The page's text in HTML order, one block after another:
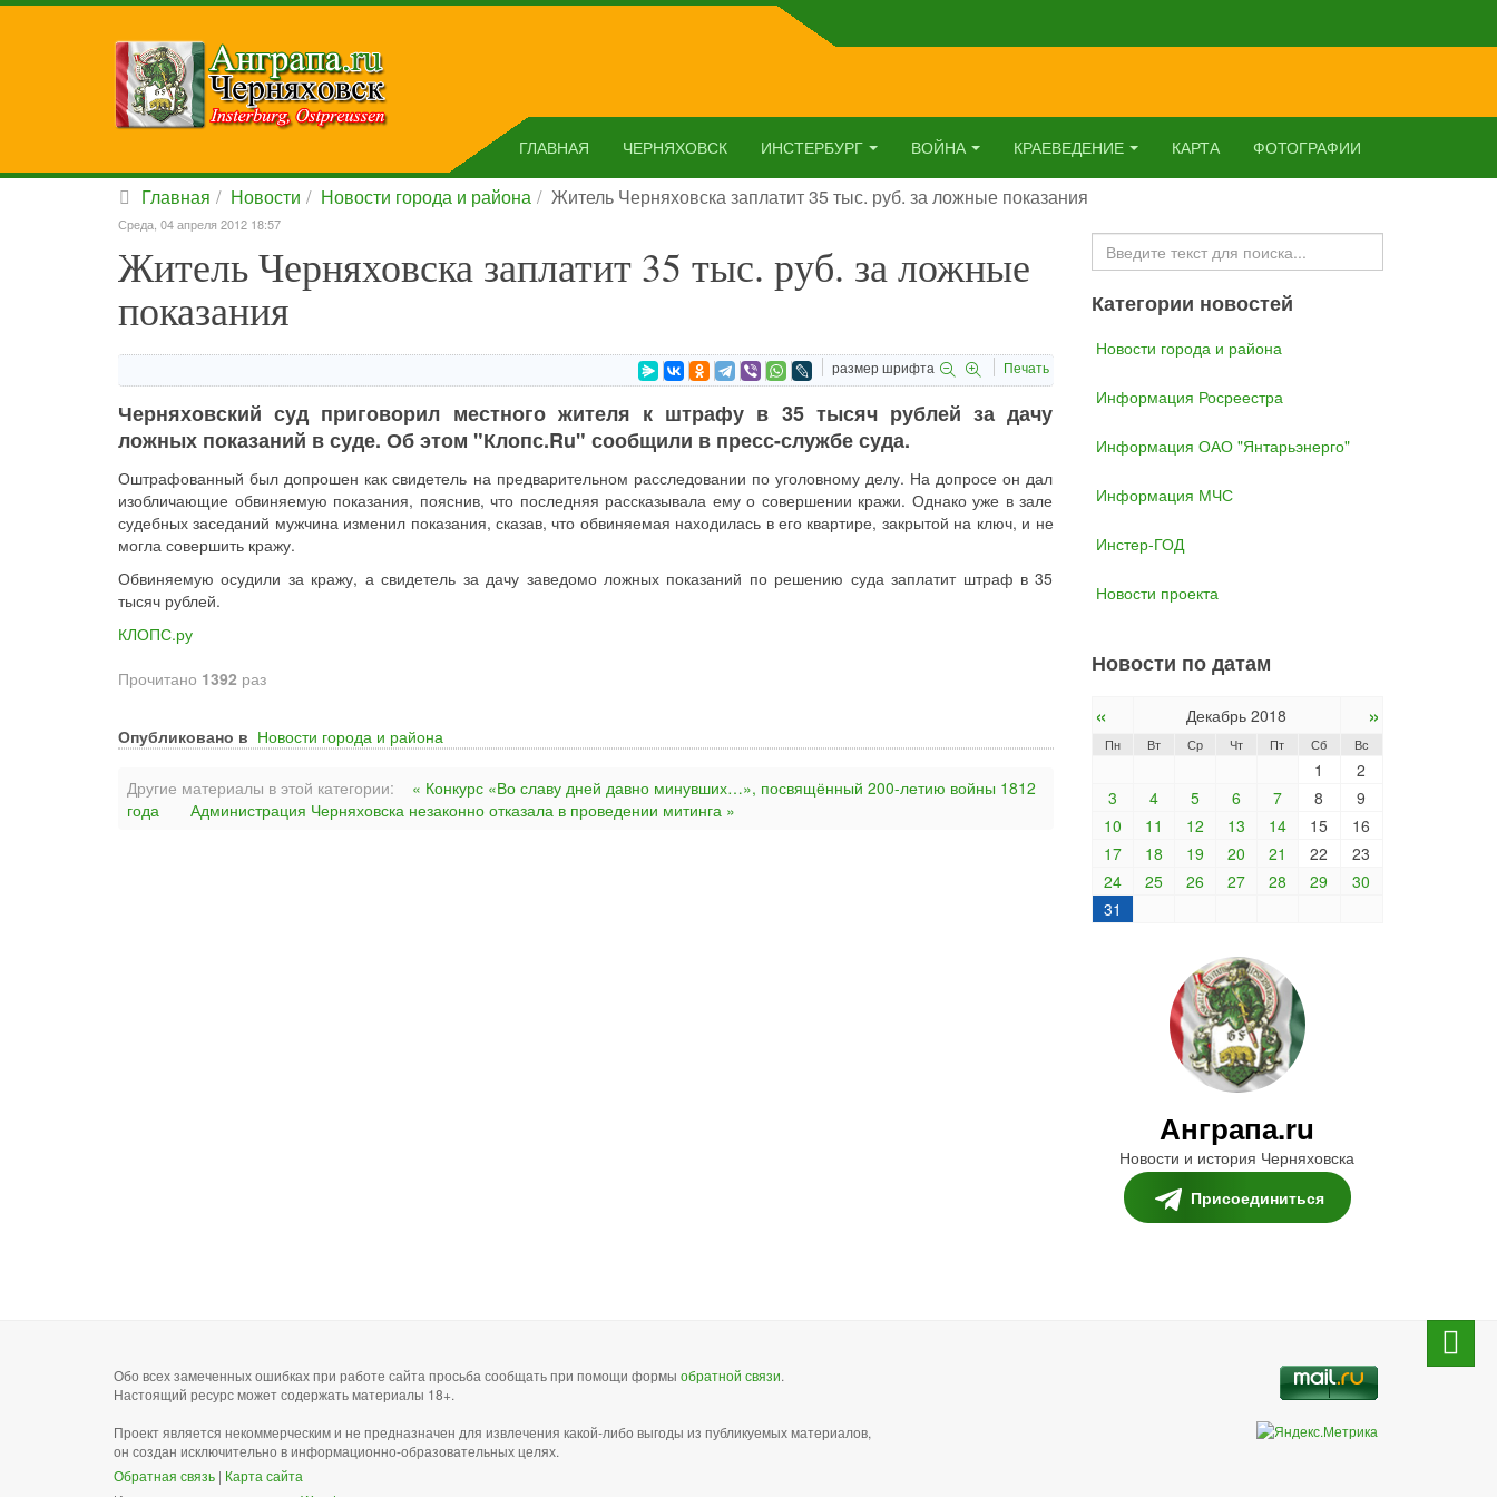
ГЛАВНАЯ ЧЕРНЯХОВСК ИНСТЕРБУРГ ВОЙНА КРАЕВЕДЕНИЕ КАРТА ФОТОГРАФИИ
Главная Новости Новости города и района Житель Черняховска заплатит 35 тыс. руб. за ложные показания
Среда, 04 апреля 2012 18:57
Житель Черняховска заплатит 35 тыс. руб. за ложные
показания
размер шрифта Печать
Черняховский суд приговорил местного жителя к штрафу в 35 тысяч рублей за дачу
ложных показаний в суде. Об этом "Клопс.Ru" сообщили в пресс-службе суда.
Оштрафованный был допрошен как свидетель на предварительном расследовании по уголовному делу. На допросе он дал
изобличающие обвиняемую показания, пояснив, что последняя рассказывала ему о совершении кражи. Однако уже в зале
судебных заседаний мужчина изменил показания, сказав, что обвиняемая находилась в его квартире, закрытой на ключ, и не
могла совершить кражу.
Обвиняемую осудили за кражу, а свидетель за дачу заведомо ложных показаний по решению суда заплатит штраф в 35
тысяч рублей.
КЛОПС.ру
Прочитано 1392 раз
Опубликовано в Новости города и района
Другие материалы в этой категории:
« Конкурс «Во славу дней давно минувших…», посвящённый 200-летию войны 1812
года
Администрация Черняховска незаконно отказала в проведении митинга »
Искать...
Категории новостей
Новости города и района
Информация Росреестра
Информация ОАО "Янтарьэнерго"
Информация МЧС
Инстер-ГОД
Новости проекта
Новости по датам
« Декабрь 2018 »
Пн Вт Ср Чт Пт Сб Вс
1
2
3
4 5 6 7 8
9
10
11 12 13 14 15
16
17
18 19 20 21 22
23
24
25 26 27 28 29
30
31
Анграпа.ru
Новости и история Черняховска
Присоединиться
Обо всех замеченных ошибках при работе сайта просьба сообщать при помощи формы обратной связи.
Настоящий ресурс может содержать материалы 18+.
Проект является некоммерческим и не предназначен для извлечения какой-либо выгоды из публикуемых материалов,
он создан исключительно в информационно-образовательных целях.
Обратная связь | Карта сайта